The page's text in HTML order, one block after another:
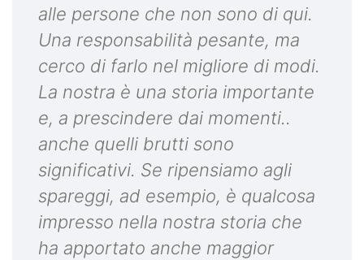
alle persone che non sono di qui.
Una responsabilità pesante, ma
cerco di farlo nel migliore di modi.
La nostra è una storia importante
e, a prescindere dai momenti..
anche quelli brutti sono
significativi. Se ripensiamo agli
spareggi, ad esempio, è qualcosa
impresso nella nostra storia che
ha apportato anche maggior